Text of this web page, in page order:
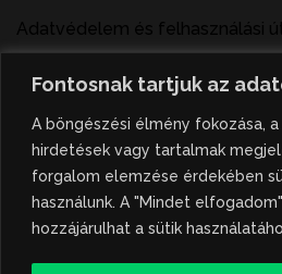
Fontosnak tartjuk az
A böngészési élmény fokozása,
hirdetések vagy tartalmak
forgalom elemzése érdekében
használunk. A "Mindet
hozzájárulhat a sütik
Adatvédelem és felhasználási
A szenttamás.rs magyar nyelvű
megjelenő szerzői írások, a
tartalom a portált működtető
Központ szellemi tulajdonát
tulajdont a nemzetközi és
jogosulatlan felhasználás
következményeket von maga